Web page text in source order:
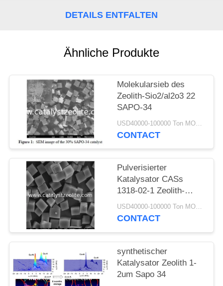
PRIVACY
POLICY
DETAILS ENTFALTEN
Ähnliche Produkte
Molekularsieb des
Zeolith-Sio2/al2o3 22
SAPO-34
USD40000-100000 Ton MOQ:1 Kilogramm
CONTACT
Pulverisierter
Katalysator CASs
1318-02-1 Zeolith-
Sapo-34 für MTO-
Automobil-Auspuff
USD40000-100000 Ton MOQ:1 Kilogramm
CONTACT
synthetischer
Katalysator Zeolith 1-
2um Sapo 34